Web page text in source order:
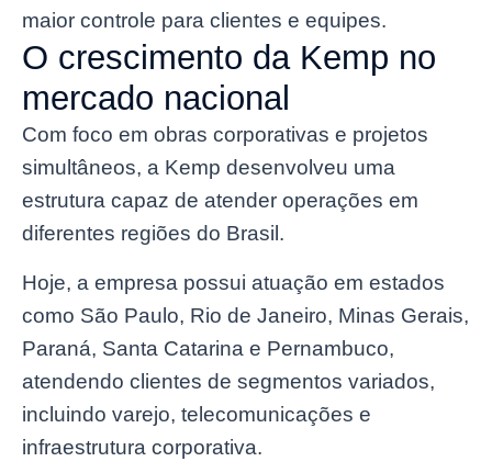
maior controle para clientes e equipes.
O crescimento da Kemp no
mercado nacional
Com foco em obras corporativas e projetos
simultâneos, a Kemp desenvolveu uma
estrutura capaz de atender operações em
diferentes regiões do Brasil.
Hoje, a empresa possui atuação em estados
como São Paulo, Rio de Janeiro, Minas Gerais,
Paraná, Santa Catarina e Pernambuco,
atendendo clientes de segmentos variados,
incluindo varejo, telecomunicações e
infraestrutura corporativa.